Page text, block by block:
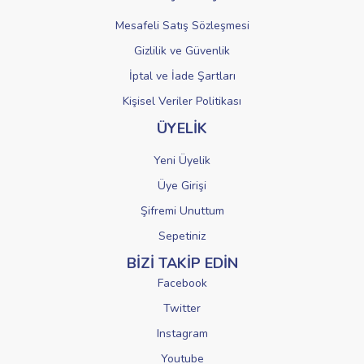
Mesafeli Satış Sözleşmesi
Gizlilik ve Güvenlik
İptal ve İade Şartları
Kişisel Veriler Politikası
ÜYELİK
Yeni Üyelik
Üye Girişi
Şifremi Unuttum
Sepetiniz
BİZİ TAKİP EDİN
Facebook
Twitter
Instagram
Youtube